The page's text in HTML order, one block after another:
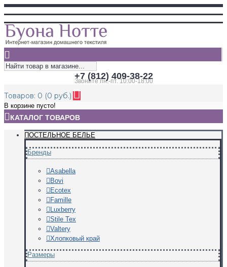
+7 (812) 409-38-22
Звоните пн.-пт. 10:00-18:00
Товаров: 0 (0 руб.)
В корзине пусто!
КАТАЛОГ ТОВАРОВ
ПОСТЕЛЬНОЕ БЕЛЬЕ
Бренды
Asabella
Bovi
Ecotex
Famille
Luxberry
Stile Tex
Valtery
Хлопковый край
Размеры